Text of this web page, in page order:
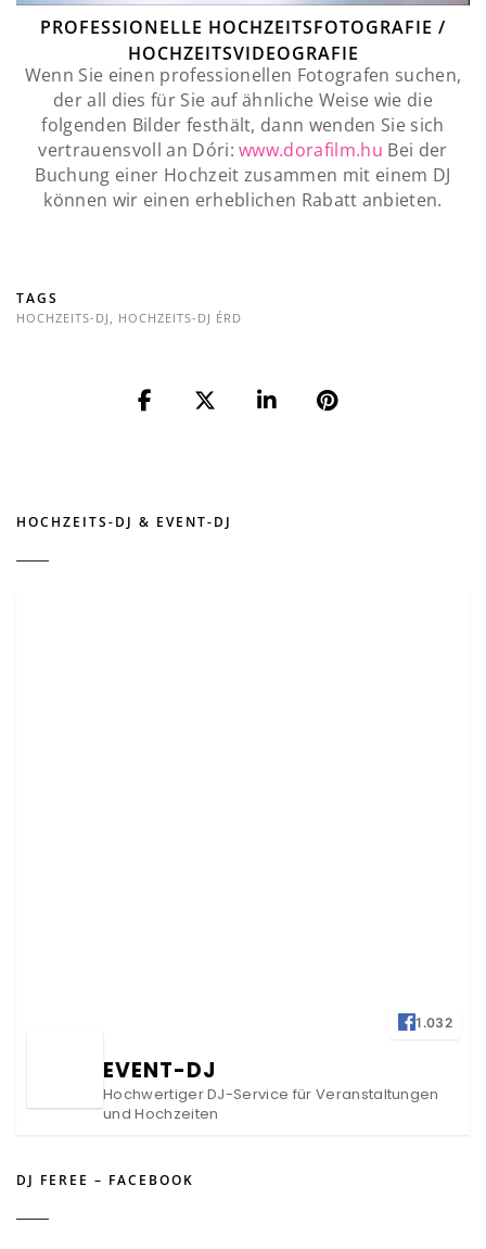
PROFESSIONELLE HOCHZEITSFOTOGRAFIE /
HOCHZEITSVIDEOGRAFIE
Wenn Sie einen professionellen Fotografen suchen,
der all dies für Sie auf ähnliche Weise wie die
folgenden Bilder festhält, dann wenden Sie sich
vertrauensvoll an Dóri:www.dorafilm.hu Bei der
Buchung einer Hochzeit zusammen mit einem DJ
können wir einen erheblichen Rabatt anbieten.
TAGS
HOCHZEITS-DJ , HOCHZEITS-DJ ÉRD
HOCHZEITS-DJ & EVENT-DJ
1.032
EVENT-DJ
Hochwertiger DJ-Service für Veranstaltungen
und Hochzeiten
DJ FEREE – FACEBOOK